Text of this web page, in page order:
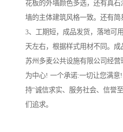
花板的外墙颜色多选，还有真
墙的主体建筑风格一致。还有简
3、工期短，成品发货，落地可
天左右，根据样式用材不同。成
苏州多麦公共设施有限公司经
为中心! 一个承诺:一切让您满
持"诚信求实、服务社会、信誉
们追求。